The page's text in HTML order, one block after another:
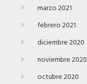
marzo 2021
febrero 2021
diciembre 2020
noviembre 2020
octubre 2020